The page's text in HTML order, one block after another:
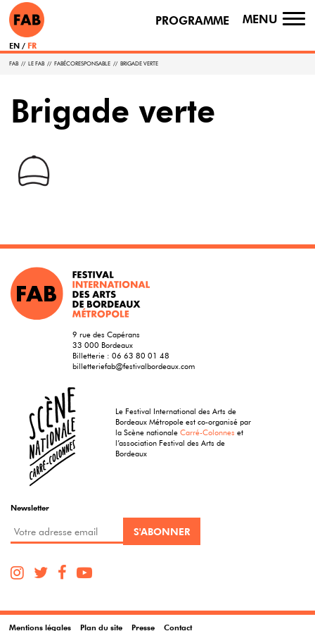
PROGRAMME MENU
EN FR
FAB // LE FAB // FABÉCORESPONSABLE // BRIGADE VERTE
Brigade verte
9 rue des Capérans
33 000 Bordeaux
Billetterie : 06 63 80 01 48
billetteriefab@festivalbordeaux.com
Le Festival International des Arts de
Bordeaux Métropole est co-organisé par
la Scène nationaleCarré-Colonnes et
l’association Festival des Arts de
Bordeaux
Newsletter
Mentions légales Plan du site Presse Contact